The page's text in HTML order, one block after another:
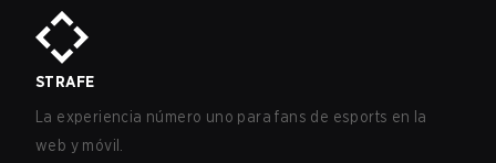
STRAFE
La experiencia número uno para fans de esports en la
web y móvil.